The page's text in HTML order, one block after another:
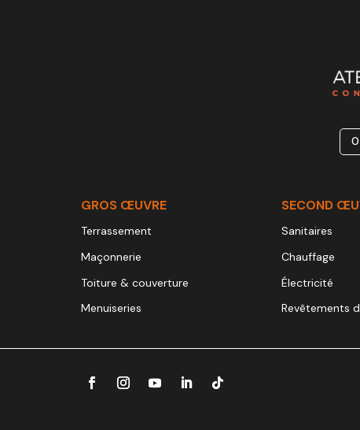
GROS ŒUVRE
Terrassement
Maçonnerie
Toiture & couverture
Menuiseries
SECOND
Sanitaires
Chauffage
Électricité
Revêtements